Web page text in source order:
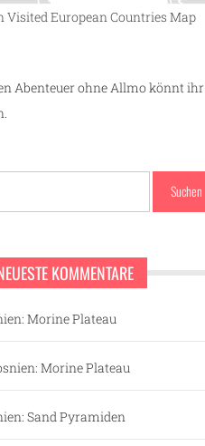
Visited European Countries Map
Abenteuer ohne Allmo könnt ihr
KOMMENTARE
Morine Plateau
Morine Plateau
Sand Pyramiden